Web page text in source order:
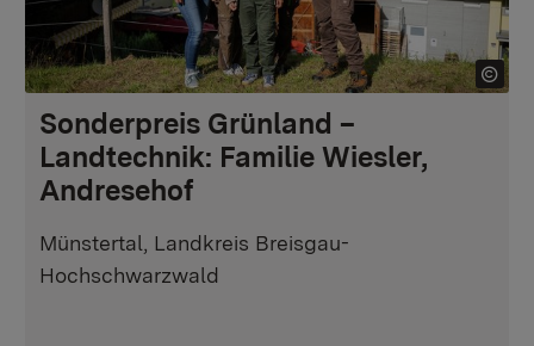
Sonderpreis Grünland –
Landtechnik: Familie Wiesler,
Andresehof
Münstertal, Landkreis Breisgau-
Hochschwarzwald